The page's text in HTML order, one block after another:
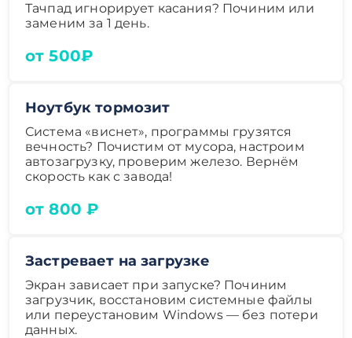
Тачпад игнорирует касания? Починим или
заменим за 1 день.
от 500₽
Ноутбук тормозит
Система «виснет», программы грузятся
вечность? Почистим от мусора, настроим
автозагрузку, проверим железо. Вернём
скорость как с завода!
от 800 ₽
Застревает на загрузке
Экран зависает при запуске? Починим
загрузчик, восстановим системные файлы
или переустановим Windows — без потери
данных.